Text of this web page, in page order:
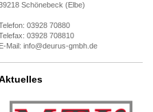
Schönebeck (Elbe)
03928 70880
03928 708810
E-Mail: info@deurus-gmbh.de